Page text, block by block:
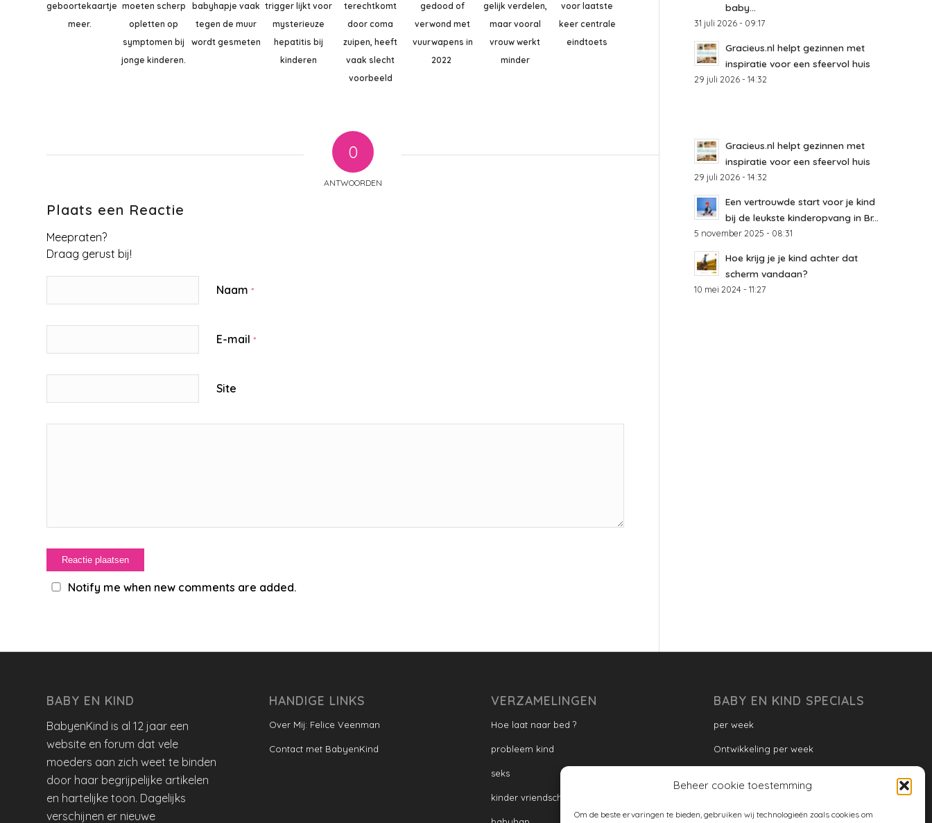
Beheer cookie toestemming
Om de beste ervaringen te bieden, gebruiken wij technologieën zoals cookies om
geboortekaartje
meer.
moeten scherp
opletten op
symptomen bij
jonge kinderen.
babyhapje vaak
tegen de muur
wordt gesmeten
trigger lijkt voor
mysterieuze
hepatitis bij
kinderen
terechtkomt
door coma
zuipen, heeft
vaak slecht
voorbeeld
gedood of
verwond met
vuurwapens in
2022
gelijk verdelen,
maar vooral
vrouw werkt
minder
voor laatste
keer centrale
eindtoets
0
ANTWOORDEN
Plaats een Reactie
Meepraten?
Draag gerust bij!
Naam *
E-mail *
Site
Notify me when new comments are added.
baby...
31 juli 2026 - 09:17
Gracieus.nl helpt gezinnen met
inspiratie voor een sfeervol huis
29 juli 2026 - 14:32
Gracieus.nl helpt gezinnen met
inspiratie voor een sfeervol huis
29 juli 2026 - 14:32
Een vertrouwde start voor je kind
bij de leukste kinderopvang in Br...
5 november 2025 - 08:31
Hoe krijg je je kind achter dat
scherm vandaan?
10 mei 2024 - 11:27
BABY EN KIND
BabyenKind is al 12 jaar een
website en forum dat vele
moeders aan zich weet te binden
door haar begrijpelijke artikelen
en hartelijke toon. Dagelijks
verschijnen er nieuwe
HANDIGE LINKS
Over Mij: Felice Veenman
Contact met BabyenKind
VERZAMELINGEN
Hoe laat naar bed ?
probleem kind
seks
kinder vriendschap
BABY EN KIND SPECIALS
per week
Ontwikkeling per week